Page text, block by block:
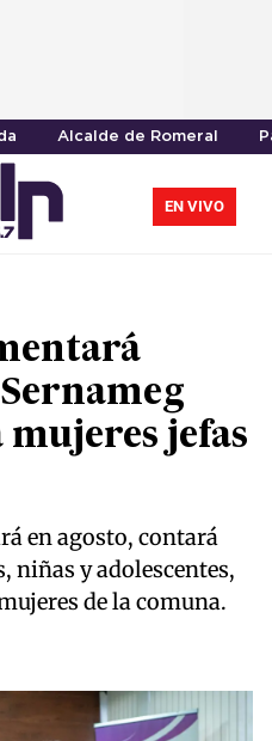
Alcalde de Romeral
EN VIVO
mujeres jefas
en agosto, contará
niñas y adolescentes,
de la comuna.